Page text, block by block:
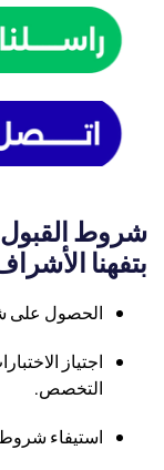
شروط القبول
بتفهنا
الحصول على
اجتياز
التخصص.
استيفاء شروط